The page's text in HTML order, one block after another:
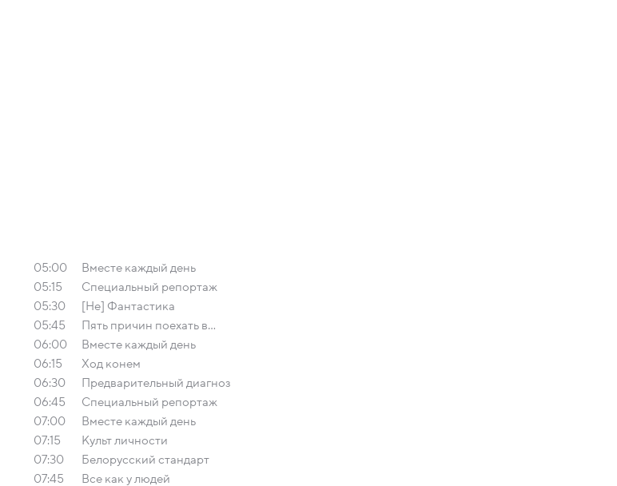
05:00
Вместе каждый день
05:15
Специальный репортаж
05:30
[Не] Фантастика
05:45
Пять причин поехать в...
06:00
Вместе каждый день
06:15
Ход конем
06:30
Предварительный диагноз
06:45
Специальный репортаж
07:00
Вместе каждый день
07:15
Культ личности
07:30
Белорусский стандарт
07:45
Все как у людей